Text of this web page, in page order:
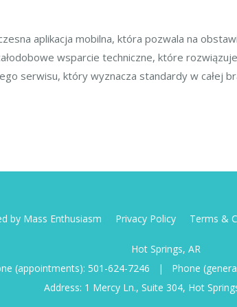
aplikacja mobilna, która pozwala na
wsparcie techniczne, które
serwisu, który wyznacza standardy w całej
by Mass Enthusiasm Privacy Policy Terms &
Hot Springs, AR
(appointments): 501-624-7246 | Phone
Address: 1 Mercy Ln., Suite 304, Hot